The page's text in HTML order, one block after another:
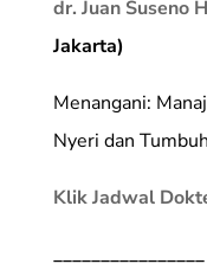
dr. Juan Suseno
Jakarta)
Menangani:
Nyeri dan
Klik Jadwal
________________